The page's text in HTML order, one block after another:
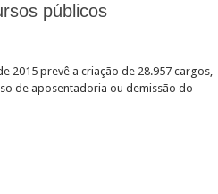
públicos
2015 prevê a criação de 28.957 cargos,
de aposentadoria ou demissão do